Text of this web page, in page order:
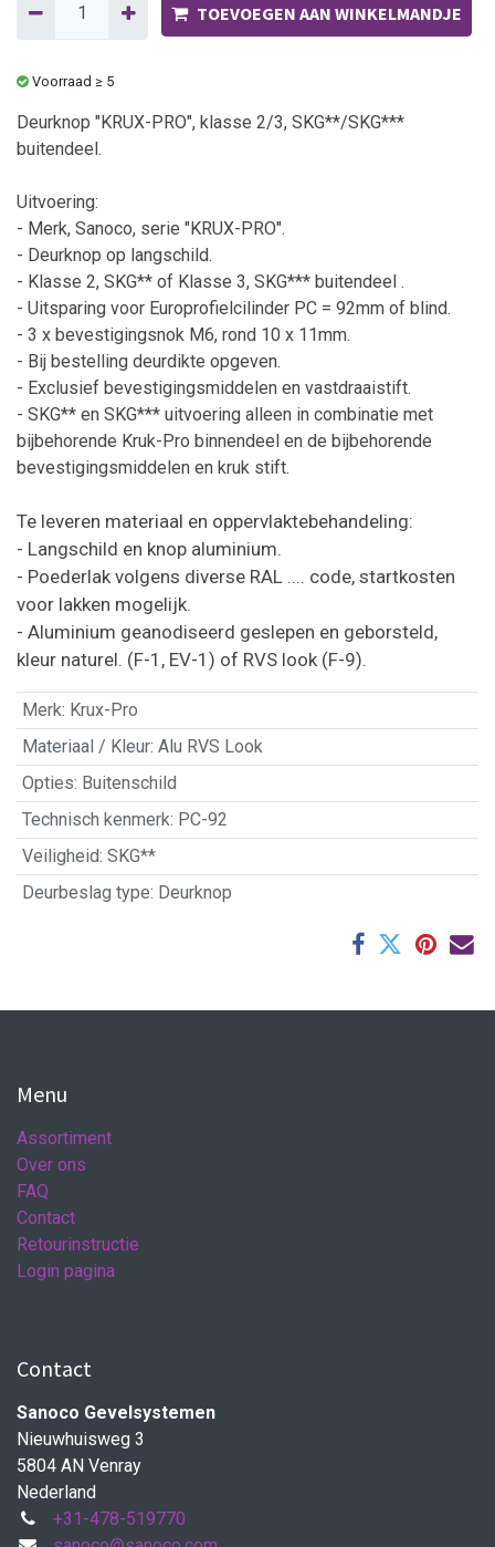
TOEVOEGEN AAN WINKELMANDJE
Voorraad ≥ 5
Deurknop "KRUX-PRO", klasse 2/3, SKG**/SKG***
buitendeel.
Uitvoering:
- Merk, Sanoco, serie "KRUX-PRO".
- Deurknop op langschild.
- Klasse 2, SKG** of Klasse 3, SKG*** buitendeel .
- Uitsparing voor Europrofielcilinder PC = 92mm of blind.
- 3 x bevestigingsnok M6, rond 10 x 11mm.
- Bij bestelling deurdikte opgeven.
- Exclusief bevestigingsmiddelen en vastdraaistift.
- SKG** en SKG*** uitvoering alleen in combinatie met
bijbehorende Kruk-Pro binnendeel en de bijbehorende
bevestigingsmiddelen en kruk stift.
Te leveren materiaal en oppervlaktebehandeling:
- Langschild en knop aluminium.
- Poederlak volgens diverse RAL .... code, startkosten
voor lakken mogelijk.
- Aluminium geanodiseerd geslepen en geborsteld,
kleur naturel. (F-1, EV-1) of RVS look (F-9).
Merk: Krux-Pro
Materiaal / Kleur: Alu RVS Look
Opties: Buitenschild
Technisch kenmerk: PC-92
Veiligheid: SKG**
Deurbeslag type: Deurknop
Menu
Assortiment
Over ons
FAQ
Contact
Retourinstructie
Login pagina
Contact
Sanoco Gevelsystemen
Nieuwhuisweg 3
5804 AN Venray
Nederland
+31-478-519770